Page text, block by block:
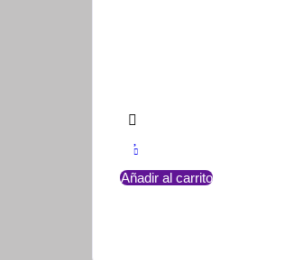
Añadir al carrito